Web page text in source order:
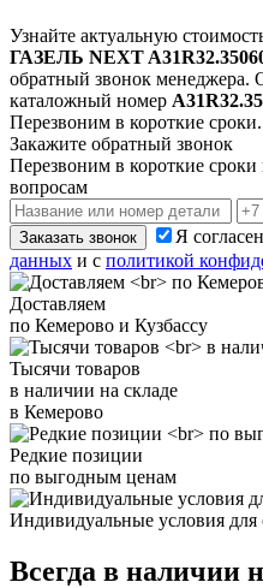
Узнайте актуальную
ГАЗЕЛЬ NEXT
обратный звонок менеджера.
каталожный номер
Перезвоним в короткие сроки.
Закажите обратный звонок
Перезвоним в короткие
вопросам
Заказать звонок Я
данных и с политикой
Доставляем
по Кемерово и Кузбассу
Тысячи товаров
в наличии на складе
в Кемерово
Редкие позиции
по выгодным ценам
Индивидуальные условия для
Всегда в наличии